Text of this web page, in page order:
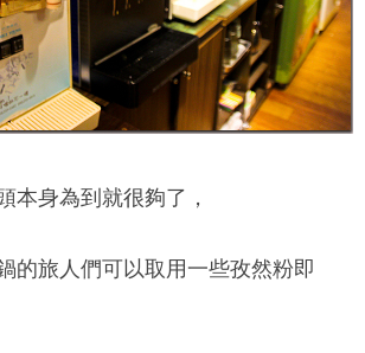
本身為到就很夠了，
的旅人們可以取用一些孜然粉即